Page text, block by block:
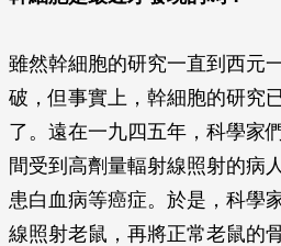
雖然幹細胞的研究一直到西元
破，但事實上，幹細胞的研究
了。遠在一九四五年，科學家
間受到高劑量輻射線照射的病
患白血病等癌症。於是，科學
線照射老鼠，再將正常老鼠的